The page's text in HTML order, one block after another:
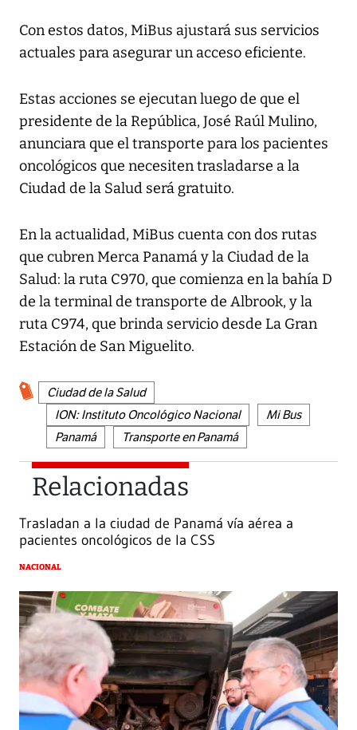
Con estos datos, MiBus ajustará sus servicios
actuales para asegurar un acceso eficiente.
Estas acciones se ejecutan luego de que el
presidente de la República, José Raúl Mulino,
anunciara que el transporte para los pacientes
oncológicos que necesiten trasladarse a la
Ciudad de la Salud será gratuito.
En la actualidad, MiBus cuenta con dos rutas
que cubren Merca Panamá y la Ciudad de la
Salud: la ruta C970, que comienza en la bahía D
de la terminal de transporte de Albrook, y la
ruta C974, que brinda servicio desde La Gran
Estación de San Miguelito.
Ciudad de la Salud
ION: Instituto Oncológico Nacional
Mi Bus
Panamá
Transporte en Panamá
Relacionadas
Trasladan a la ciudad de Panamá vía aérea a
pacientes oncológicos de la CSS
NACIONAL